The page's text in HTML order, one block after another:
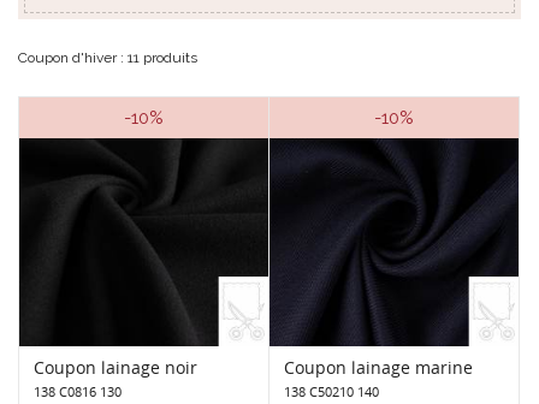
Coupon d'hiver : 11 produits
-10%
Coupon lainage noir
138 C0816 130
-10%
Coupon lainage marine
138 C50210 140